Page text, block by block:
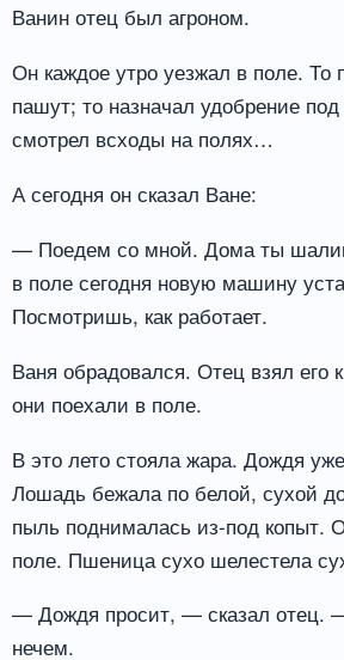
Ванин отец был агроном.
Он каждое утро уезжал в поле. То
пашут; то назначал удобрение
смотрел всходы на полях…
А сегодня он сказал Ване:
— Поедем со мной. Дома ты
в поле сегодня новую машину
Посмотришь, как работает.
Ваня обрадовался. Отец взял его
они поехали в поле.
В это лето стояла жара. Дождя
Лошадь бежала по белой, сухой
пыль поднималась из-под копыт.
поле. Пшеница сухо шелестела
— Дождя просит, — сказал отец.
нечем.